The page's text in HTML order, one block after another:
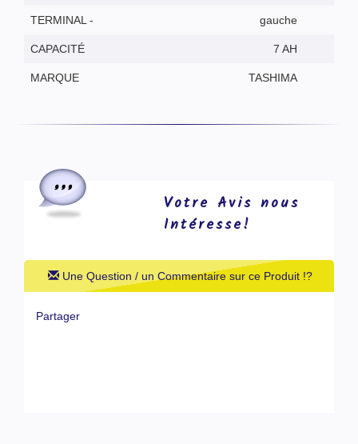
TERMINAL - gauche
CAPACITÉ 7 AH
MARQUE TASHIMA
Votre Avis nous
Intéresse!
Une Question / un Commentaire sur ce Produit !?
Partager